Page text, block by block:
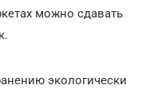
можно сдавать
экологически